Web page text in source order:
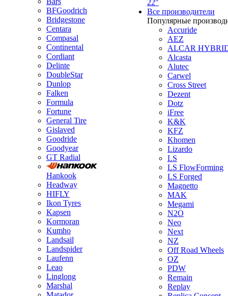
BFGoodrich
Bridgestone
Centara
Compasal
Continental
Cordiant
Delinte
DoubleStar
Dunlop
Falken
Formula
Fortune
General Tire
Gislaved
Goodride
Goodyear
GT Radial
Hankook
Headway
HIFLY
Ikon Tyres
Kapsen
Kormoran
Kumho
Landsail
Landspider
Laufenn
Leao
Linglong
Marshal
22"
Все производители
Популярные
Accuride
AEZ
ALCAR
Alcasta
Alutec
Carwel
Cross Street
Dezent
Dotz
iFree
K&K
KFZ
Khomen
Lizardo
LS
LS FlowForming
LS Forged
Magnetto
MAK
Megami
N2O
Neo
Next
NZ
Off Road Wheels
OZ
PDW
Remain
Replay